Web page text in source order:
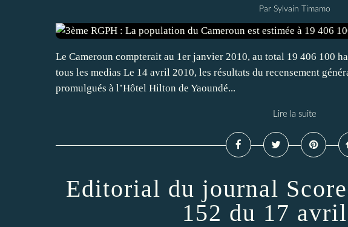
Par Sylvain Timamo
Le Cameroun compterait au 1er janvier 2010, au total 19 406 100
tous les medias Le 14 avril 2010, les résultats du recensement
promulgués à l’Hôtel Hilton de Yaoundé...
Lire la suite
Editorial du journal
152 du 17